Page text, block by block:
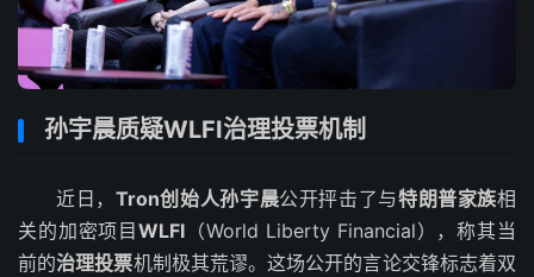
孙宇晨质疑WLFI治理投票机制
近日， Tron创始人孙宇晨公开抨击了与特朗普家族相
关的加密项目WLFI （World Liberty Financial），称其当
前的治理投票机制极其荒谬。这场公开的言论交锋标志着双